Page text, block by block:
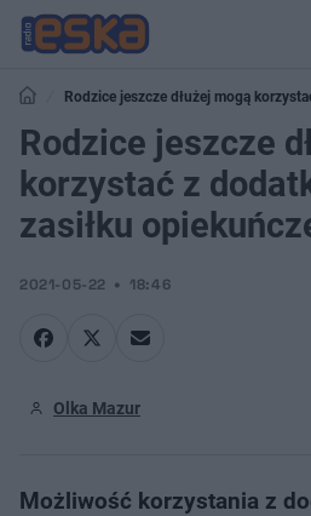
Rodzice jeszcze dłużej mogą
opiekuńczego
Rodzice jeszcze
korzystać z
zasiłku
2021-05-22 18:46
Olka Mazur
Możliwość korzystania z